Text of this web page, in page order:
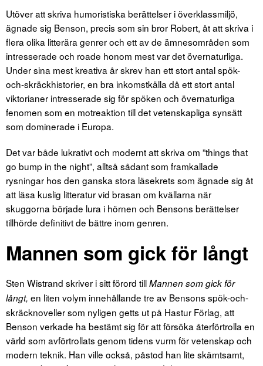
Utöver att skriva humoristiska berättelser i överklassmiljö,
ägnade sig Benson, precis som sin bror Robert, åt att skriva i
flera olika litterära genrer och ett av de ämnesområden som
intresserade och roade honom mest var det övernaturliga.
Under sina mest kreativa år skrev han ett stort antal spök-
och-skräckhistorier, en bra inkomstkälla då ett stort antal
viktorianer intresserade sig för spöken och övernaturliga
fenomen som en motreaktion till det vetenskapliga synsätt
som dominerade i Europa.
Det var både lukrativt och modernt att skriva om ”things that
go bump in the night”, alltså sådant som framkallade
rysningar hos den ganska stora läsekrets som ägnade sig åt
att läsa kuslig litteratur vid brasan om kvällarna när
skuggorna började lura i hörnen och Bensons berättelser
tillhörde definitivt de bättre inom genren.
Mannen som gick för långt
Sten Wistrand skriver i sitt förord tillMannen som gick för
långt, en liten volym innehållande tre av Bensons spök-och-
skräcknoveller som nyligen getts ut på Hastur Förlag, att
Benson verkade ha bestämt sig för att försöka återförtrolla en
värld som avförtrollats genom tidens vurm för vetenskap och
modern teknik. Han ville också, påstod han lite skämtsamt,